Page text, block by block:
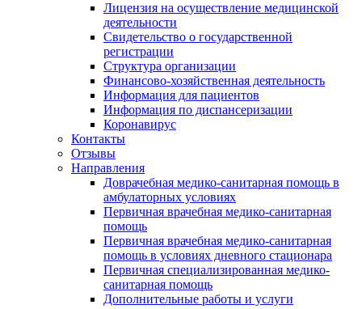
Лицензия на осуществление медицинской
деятельности
Свидетельство о государственной
регистрации
Структура организации
Финансово-хозяйственная деятельность
Информация для пациентов
Информация по диспансеризации
Коронавирус
Контакты
Отзывы
Направления
Доврачебная медико-санитарная помощь в
амбулаторных условиях
Первичная врачебная медико-санитарная
помощь
Первичная врачебная медико-санитарная
помощь в условиях дневного стационара
Первичная специализированная медико-
санитарная помощь
Дополнительные работы и услуги